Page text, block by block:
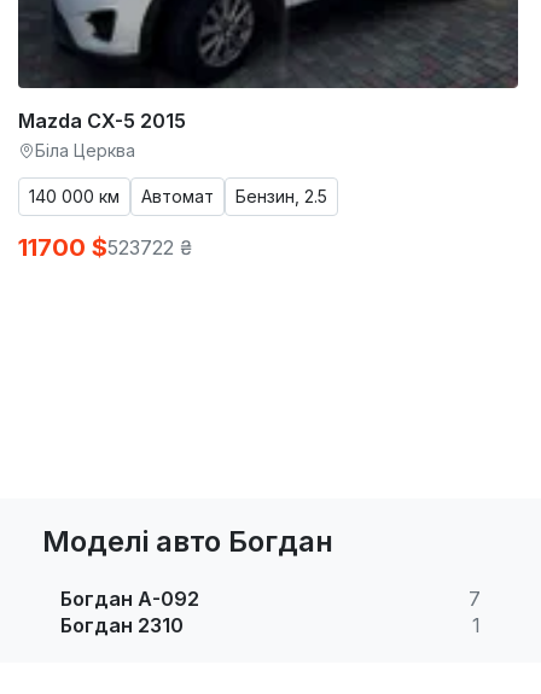
Mazda CX-5 2015
Біла Церква
140 000 км Автомат Бензин, 2.5
11700 $523722 ₴
Моделі авто Богдан
Богдан А-092
7
Богдан 2310
1